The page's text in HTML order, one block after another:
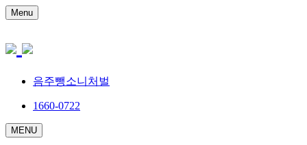
Menu
음주뺑소니처벌
1660-0722
MENU